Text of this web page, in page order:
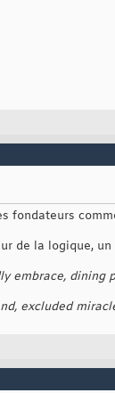
fondateurs
de la logique,
embrace, dining
excluded